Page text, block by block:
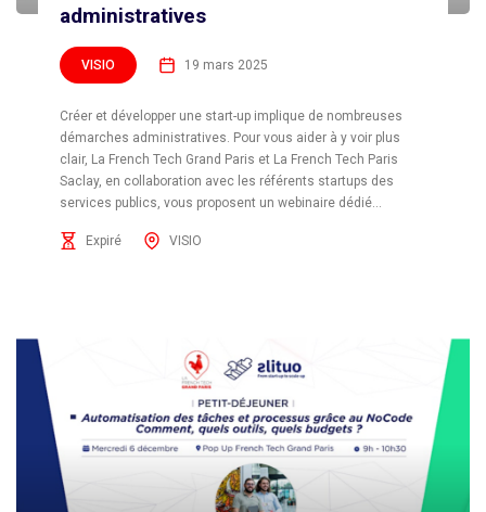
administratives
VISIO 19 mars 2025
Créer et développer une start-up implique de nombreuses
démarches administratives. Pour vous aider à y voir plus
clair, La French Tech Grand Paris et La French Tech Paris
Saclay, en collaboration avec les référents startups des
services publics, vous proposent un webinaire dédié...
Expiré VISIO